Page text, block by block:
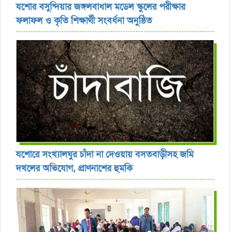
যশোর বসুন্দিয়ার জঙ্গলবাধাল মডেল স্কুলের পরীক্ষার
ফলাফল ও কৃতি শিক্ষার্থী সংবর্ধনা অনুষ্ঠিত
যশোরে সংখ্যালঘুর চাঁদা না দেওয়ায় বসতবাড়ীসহ জমি
দখলের অভিযোগ, প্রাণনাশের হুমকি